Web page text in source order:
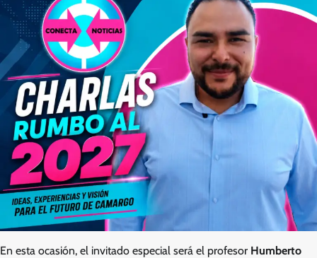
En esta ocasión, el invitado especial será el profesor Humberto